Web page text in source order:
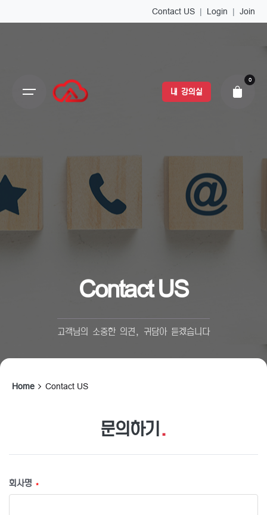
Join
|
Login
|
Contact US
내 강의실
0
Contact US
고객님의 소중한 의견, 귀담아 듣겠습니다
Home Contact US
문의하기 .
회사명 *